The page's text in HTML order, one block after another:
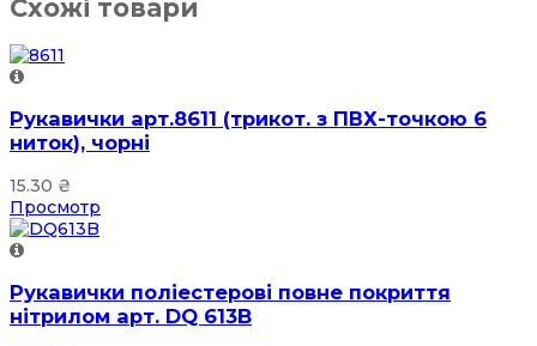
Схожі товари
Рукавички арт.8611 (трикот. з ПВХ-точкою 6
ниток), чорні
15.30 ₴
Просмотр
Рукавички поліестерові повне покриття
нітрилом арт. DQ 613B